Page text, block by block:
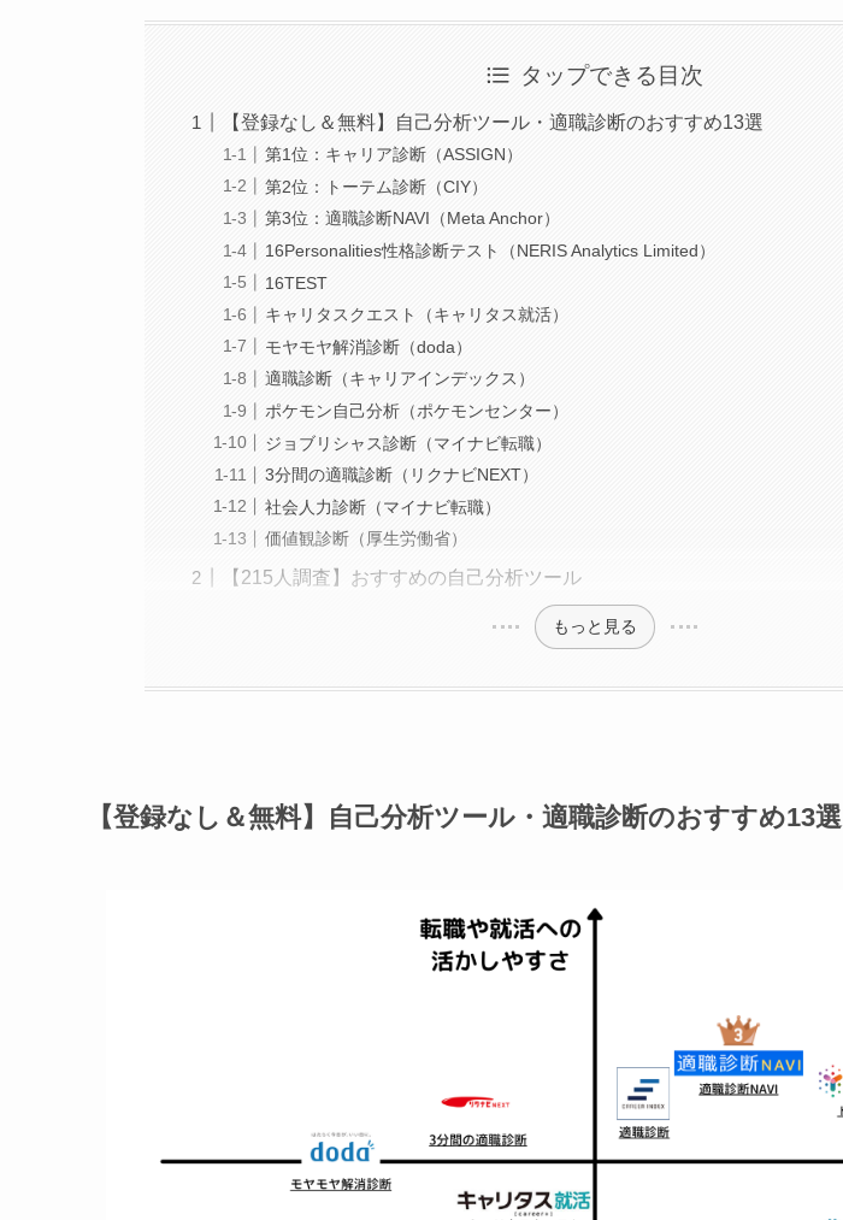
タップできる目次
【登録なし＆無料】自己分析ツール・適職診断のおすすめ13選
第1位：キャリア診断（ASSIGN）
第2位：トーテム診断（CIY）
第3位：適職診断NAVI（Meta Anchor）
16Personalities性格診断テスト（NERIS Analytics Limited）
16TEST
キャリタスクエスト（キャリタス就活）
モヤモヤ解消診断（doda）
適職診断（キャリアインデックス）
ポケモン自己分析（ポケモンセンター）
ジョブリシャス診断（マイナビ転職）
3分間の適職診断（リクナビNEXT）
社会人力診断（マイナビ転職）
価値観診断（厚生労働省）
【215人調査】おすすめの自己分析ツール
もっと見る
【登録なし＆無料】自己分析ツール・適職診断のおすすめ13選